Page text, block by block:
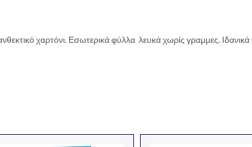
χαρτόνι. Εσωτερικά φύλλα λευκά χωρίς γραμμες.